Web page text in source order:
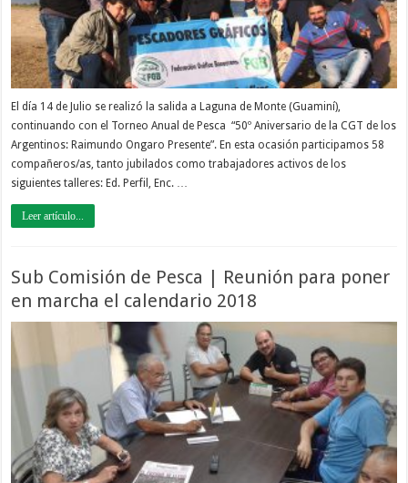
El día 14 de Julio se realizó la salida a Laguna de Monte (Guaminí),
continuando con el Torneo Anual de Pesca “50º Aniversario de la CGT de los
Argentinos: Raimundo Ongaro Presente”. En esta ocasión participamos 58
compañeros/as, tanto jubilados como trabajadores activos de los
siguientes talleres: Ed. Perfil, Enc. …
Leer artículo...
Sub Comisión de Pesca | Reunión para poner
en marcha el calendario 2018